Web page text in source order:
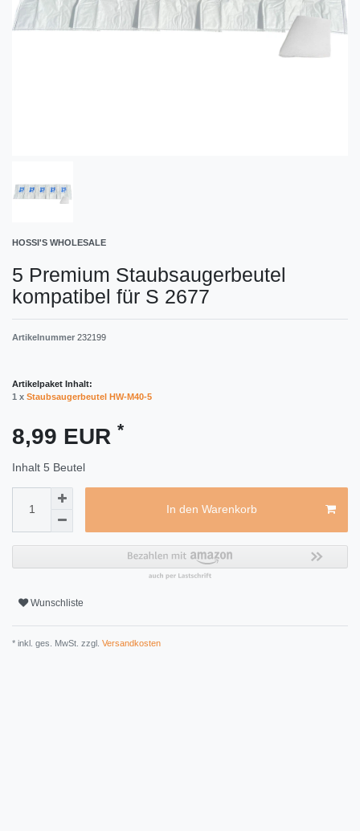
HOSSI'S WHOLESALE
5 Premium Staubsaugerbeutel
kompatibel für S 2677
Artikelnummer 232199
Artikelpaket Inhalt:
1 x Staubsaugerbeutel HW-M40-5
8,99 EUR *
Inhalt 5 Beutel
In den Warenkorb
Wunschliste
* inkl. ges. MwSt. zzgl. Versandkosten